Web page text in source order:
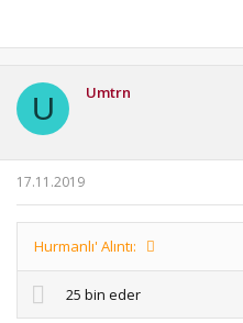
U Umtrn
17.11.2019
Hurmanlı' Alıntı:
25 bin eder